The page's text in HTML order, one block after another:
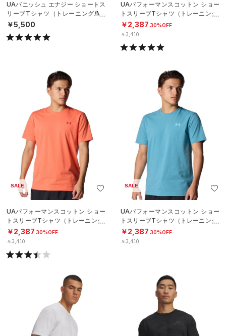
UAバニッシュ エナジー ショートス
リーブTシャツ（トレーニング/ME
N）
￥5,500
UAパフォーマンスコットン ショー
トスリーブTシャツ（トレーニング/
MEN）
￥2,387 30%OFF
￥3,410
SALE
UAパフォーマンスコットン ショー
トスリーブTシャツ（トレーニング/
MEN）
￥2,387 30%OFF
￥3,410
SALE
UAパフォーマンスコットン ショー
トスリーブTシャツ（トレーニング/
MEN）
￥2,387 30%OFF
￥3,410